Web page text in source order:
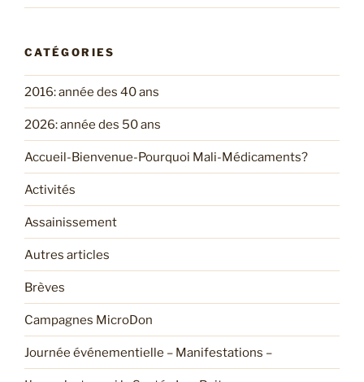
CATÉGORIES
2016: année des 40 ans
2026: année des 50 ans
Accueil-Bienvenue-Pourquoi Mali-Médicaments?
Activités
Assainissement
Autres articles
Brèves
Campagnes MicroDon
Journée événementielle – Manifestations –